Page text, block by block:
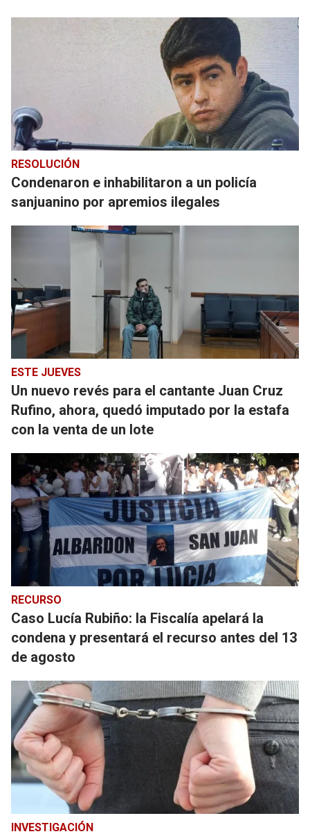
RESOLUCIÓN
Condenaron e inhabilitaron a un policía
sanjuanino por apremios ilegales
ESTE JUEVES
Un nuevo revés para el cantante Juan Cruz
Rufino, ahora, quedó imputado por la estafa
con la venta de un lote
RECURSO
Caso Lucía Rubiño: la Fiscalía apelará la
condena y presentará el recurso antes del 13
de agosto
INVESTIGACIÓN